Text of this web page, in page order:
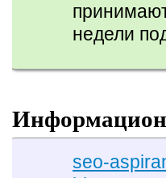
недели
seo-